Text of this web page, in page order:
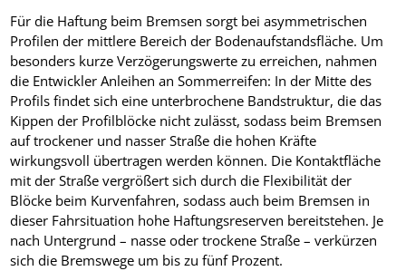
Für die Haftung beim Bremsen sorgt bei asymmetrischen
Profilen der mittlere Bereich der Bodenaufstandsfläche. Um
besonders kurze Verzögerungswerte zu erreichen, nahmen
die Entwickler Anleihen an Sommerreifen: In der Mitte des
Profils findet sich eine unterbrochene Bandstruktur, die das
Kippen der Profilblöcke nicht zulässt, sodass beim Bremsen
auf trockener und nasser Straße die hohen Kräfte
wirkungsvoll übertragen werden können. Die Kontaktfläche
mit der Straße vergrößert sich durch die Flexibilität der
Blöcke beim Kurvenfahren, sodass auch beim Bremsen in
dieser Fahrsituation hohe Haftungsreserven bereitstehen. Je
nach Untergrund – nasse oder trockene Straße – verkürzen
sich die Bremswege um bis zu fünf Prozent.